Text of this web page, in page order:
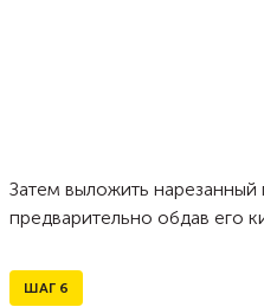
Затем выложить
предварительно обдав его
ШАГ 6